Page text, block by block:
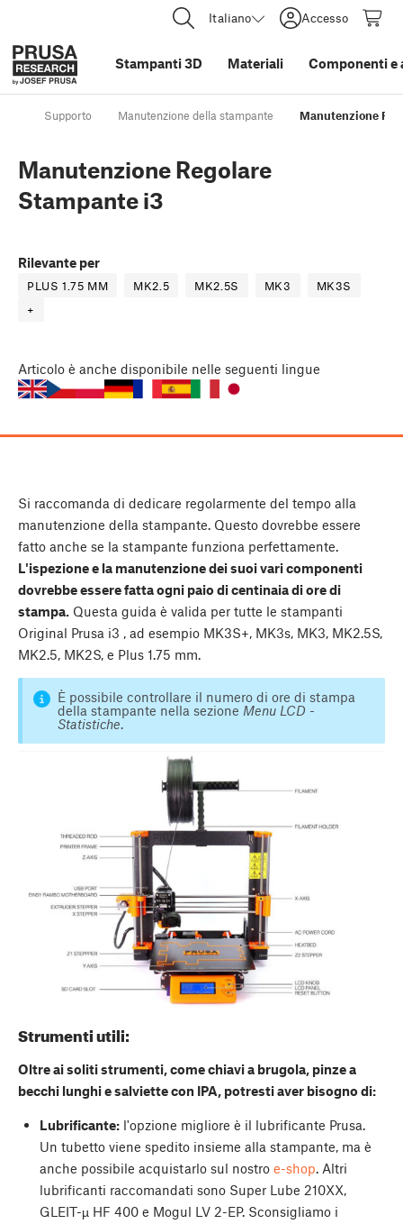
Italiano Accesso
Stampanti 3D Materiali Componenti e
Supporto Manutenzione della stampante Manutenzione
Manutenzione Regolare
Stampante i3
Rilevante per
PLUS 1.75 MM MK2.5 MK2.5S MK3
MK3S
+
Articolo è anche disponibile nelle seguenti lingue
Si raccomanda di dedicare regolarmente del tempo alla
manutenzione della stampante. Questo dovrebbe essere
fatto anche se la stampante funziona perfettamente.
L'ispezione e la manutenzione dei suoi vari componenti
dovrebbe essere fatta ogni paio di centinaia di ore di
stampa. Questa guida è valida per tutte le stampanti
Original Prusa i3 , ad esempio MK3S+, MK3s, MK3, MK2.5S,
MK2.5, MK2S, e Plus 1.75 mm.
È possibile controllare il numero di ore di stampa
della stampante nella sezione Menu LCD -
Statistiche.
Strumenti utili:
Oltre ai soliti strumenti, come chiavi a brugola, pinze a
becchi lunghi e salviette con IPA, potresti aver bisogno di:
Lubrificante:l'opzione migliore è il lubrificante Prusa.
Un tubetto viene spedito insieme alla stampante, ma è
anche possibile acquistarlo sul nostro e-shop. Altri
lubrificanti raccomandati sono Super Lube 210XX,
GLEIT-µ HF 400 e Mogul LV 2-EP. Sconsigliamo i